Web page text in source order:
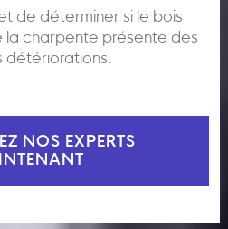
de déterminer si le bois
la charpente présente des
détériorations.
NOS EXPERTS